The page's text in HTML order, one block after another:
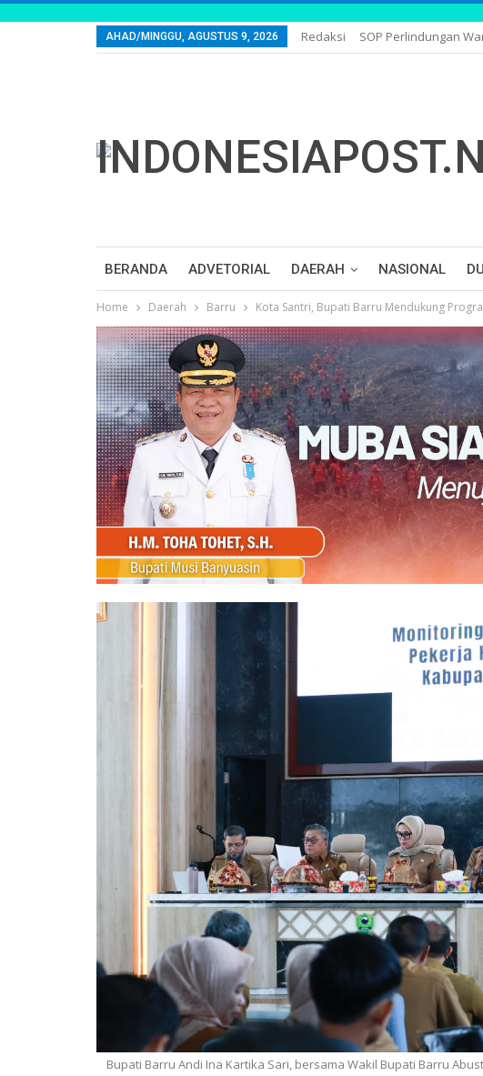
AHAD/MINGGU, AGUSTUS 9, 2026 Redaksi SOP Perlindungan
BERANDA ADVETORIAL DAERAH NASIONAL
Home Daerah Barru Kota Santri, Bupati Barru Mendukung
Bupati Barru Andi Ina Kartika Sari, bersama Wakil Bupati Barru